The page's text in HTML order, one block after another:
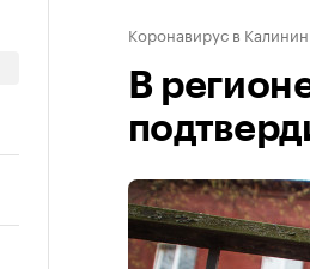
Коронавирус в
В